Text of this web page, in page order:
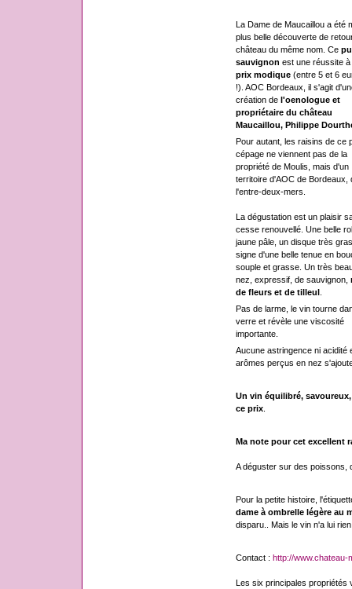
La Dame de Maucaillou a été
plus belle découverte de
château du même nom. Ce
sauvignon est une réussite à
prix modique(entre 5 et 6
!). AOC Bordeaux, il s'agit
création de l'oenologue et
propriétaire du château
Maucaillou, Philippe
Pour autant, les raisins de ce
cépage ne viennent pas de la
propriété de Moulis, mais d'un
territoire d'AOC de Bordeaux,
l'entre-deux-mers.
La dégustation est un plaisir
cesse renouvellé. Une belle
jaune pâle, un disque très
signe d'une belle tenue en
souple et grasse. Un très
nez, expressif, de sauvignon,
de fleurs et de tilleul.
Pas de larme, le vin tourne
verre et révèle une viscosité
importante.
Aucune astringence ni acidité
arômes perçus en nez
Un vin équilibré,
ce prix.
Ma note pour cet excellent
A déguster sur des poissons,
Pour la petite histoire,
dame à ombrelle légère au
disparu.. Mais le vin n'a lui
Contact : http://www.chateau-
Les six principales propriétés